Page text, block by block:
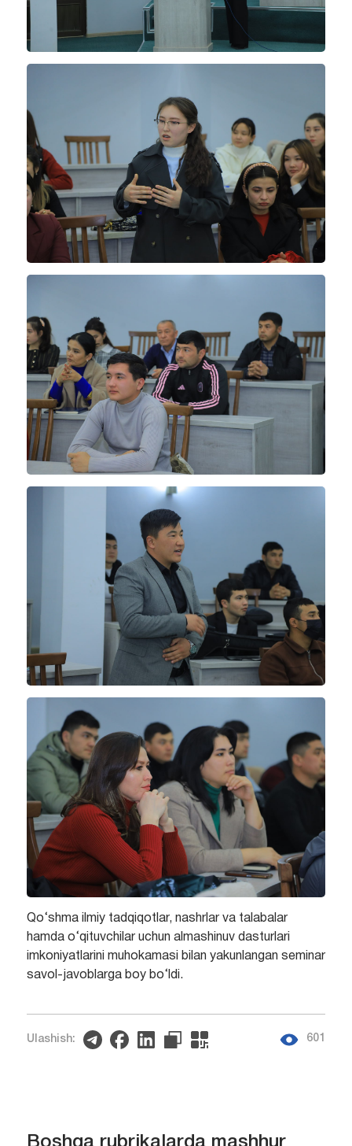
Qo‘shma ilmiy tadqiqotlar, nashrlar va talabalar
hamda o‘qituvchilar uchun almashinuv dasturlari
imkoniyatlarini muhokamasi bilan yakunlangan seminar
savol-javoblarga boy bo‘ldi.
Ulashish: 601